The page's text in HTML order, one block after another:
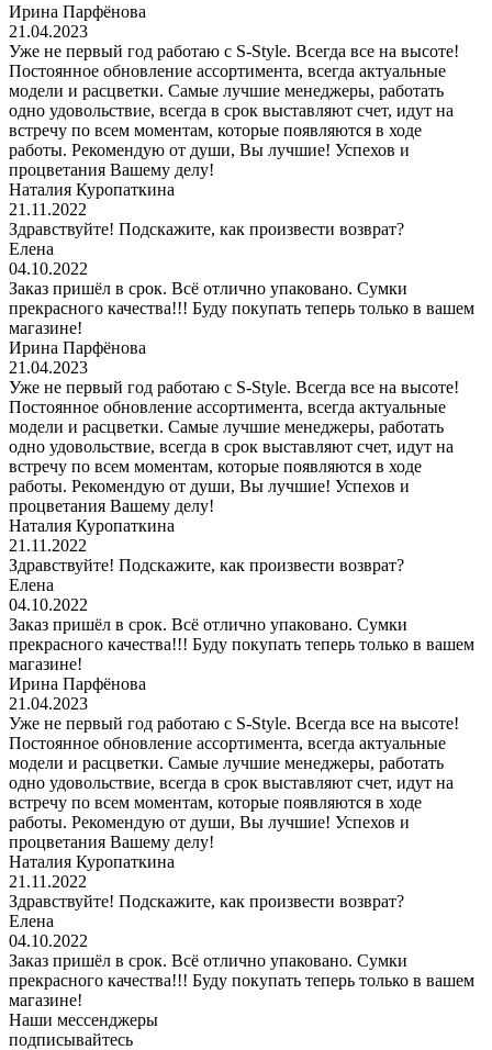
Ирина Парфёнова
21.04.2023
Уже не первый год работаю с S-Style. Всегда все на высоте!
Постоянное обновление ассортимента, всегда актуальные
модели и расцветки. Самые лучшие менеджеры, работать
одно удовольствие, всегда в срок выставляют счет, идут на
встречу по всем моментам, которые появляются в ходе
работы. Рекомендую от души, Вы лучшие! Успехов и
процветания Вашему делу!
Наталия Куропаткина
21.11.2022
Здравствуйте! Подскажите, как произвести возврат?
Елена
04.10.2022
Заказ пришёл в срок. Всё отлично упаковано. Сумки
прекрасного качества!!! Буду покупать теперь только в вашем
магазине!
Ирина Парфёнова
21.04.2023
Уже не первый год работаю с S-Style. Всегда все на высоте!
Постоянное обновление ассортимента, всегда актуальные
модели и расцветки. Самые лучшие менеджеры, работать
одно удовольствие, всегда в срок выставляют счет, идут на
встречу по всем моментам, которые появляются в ходе
работы. Рекомендую от души, Вы лучшие! Успехов и
процветания Вашему делу!
Наталия Куропаткина
21.11.2022
Здравствуйте! Подскажите, как произвести возврат?
Елена
04.10.2022
Заказ пришёл в срок. Всё отлично упаковано. Сумки
прекрасного качества!!! Буду покупать теперь только в вашем
магазине!
Ирина Парфёнова
21.04.2023
Уже не первый год работаю с S-Style. Всегда все на высоте!
Постоянное обновление ассортимента, всегда актуальные
модели и расцветки. Самые лучшие менеджеры, работать
одно удовольствие, всегда в срок выставляют счет, идут на
встречу по всем моментам, которые появляются в ходе
работы. Рекомендую от души, Вы лучшие! Успехов и
процветания Вашему делу!
Наталия Куропаткина
21.11.2022
Здравствуйте! Подскажите, как произвести возврат?
Елена
04.10.2022
Заказ пришёл в срок. Всё отлично упаковано. Сумки
прекрасного качества!!! Буду покупать теперь только в вашем
магазине!
Наши мессенджеры
подписывайтесь